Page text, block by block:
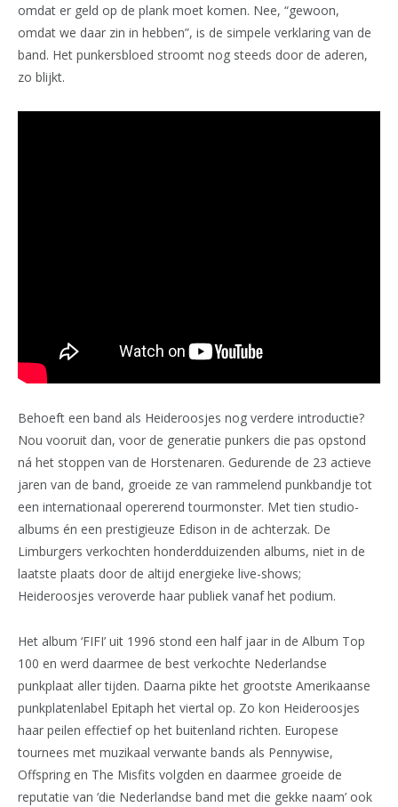
omdat er geld op de plank moet komen. Nee, “gewoon,
omdat we daar zin in hebben”, is de simpele verklaring van de
band. Het punkersbloed stroomt nog steeds door de aderen,
zo blijkt.
Behoeft een band als Heideroosjes nog verdere introductie?
Nou vooruit dan, voor de generatie punkers die pas opstond
ná het stoppen van de Horstenaren. Gedurende de 23 actieve
jaren van de band, groeide ze van rammelend punkbandje tot
een internationaal opererend tourmonster. Met tien studio-
albums én een prestigieuze Edison in de achterzak. De
Limburgers verkochten honderdduizenden albums, niet in de
laatste plaats door de altijd energieke live-shows;
Heideroosjes veroverde haar publiek vanaf het podium.
Het album ‘FIFI’ uit 1996 stond een half jaar in de Album Top
100 en werd daarmee de best verkochte Nederlandse
punkplaat aller tijden. Daarna pikte het grootste Amerikaanse
punkplatenlabel Epitaph het viertal op. Zo kon Heideroosjes
haar peilen effectief op het buitenland richten. Europese
tournees met muzikaal verwante bands als Pennywise,
Offspring en The Misfits volgden en daarmee groeide de
reputatie van ‘die Nederlandse band met die gekke naam’ ook